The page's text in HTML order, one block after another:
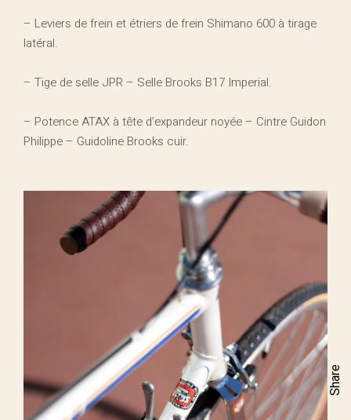
– Leviers de frein et étriers de frein Shimano 600 à tirage
latéral.
– Tige de selle JPR – Selle Brooks B17 Imperial.
– Potence ATAX à tête d’expandeur noyée – Cintre Guidon
Philippe – Guidoline Brooks cuir.
Share